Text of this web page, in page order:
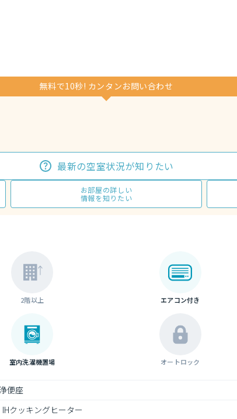
無料で10秒! カンタンお問い合わせ
最新の空室状況が知りたい
お部屋の詳しい
情報を知りたい
2階以上 エアコン付き
室内洗濯機置場 オートロック
便座
クッキングヒーター